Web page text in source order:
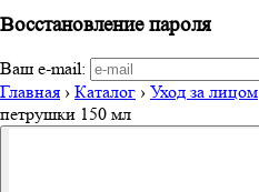
Восстановление пароля
Ваш e-mail:
Главная › Каталог › Уход за лицом
петрушки 150 мл